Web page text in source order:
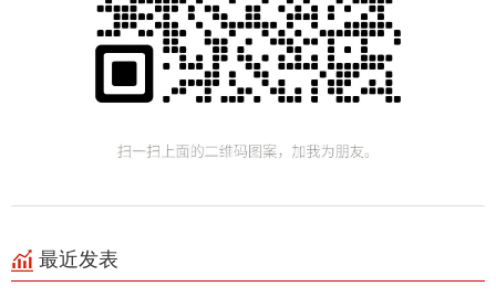
最近发表